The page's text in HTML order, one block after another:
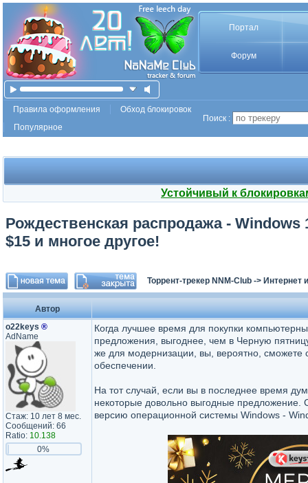
Портал
Форум
Правила оформления
Обход блокировок
Популярное
Поиск :
Устойчивый к
Рождественская распродажа -
$15 и многое другое!
Торрент-трекер NNM-Club -> Интернет
Автор
o22keys ®
AdName
Стаж: 10 лет 8 мес.
Сообщений: 66
Ratio: 10.138
0%
Когда лучшее время для покупки
предложения, выгоднее, чем в Черную
же для модернизации, вы, вероятно, сможете
обеспечении.
На тот случай, если вы в последнее время
некоторые довольно выгодные
версию операционной системы Windows -